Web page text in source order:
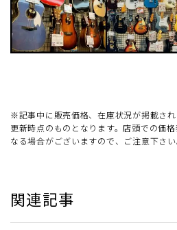
※記事中に販売価格、在庫状況が掲載さ
更新時点のものとなります。店頭での価
なる場合がございますので、ご注意下さい
関連記事